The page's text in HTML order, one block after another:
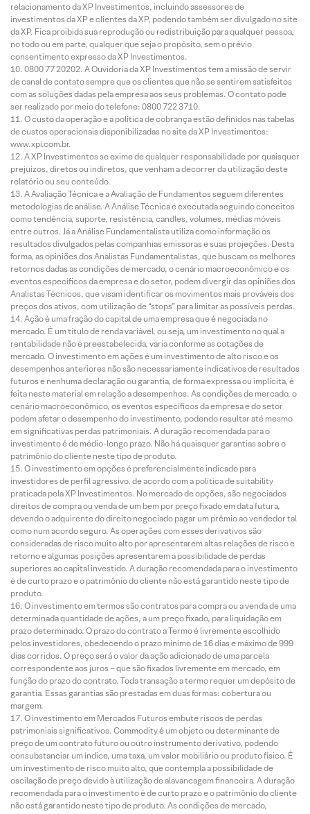
relacionamento da XP Investimentos, incluindo assessores de
investimentos da XP e clientes da XP, podendo também ser divulgado no site
da XP. Fica proibida sua reprodução ou redistribuição para qualquer pessoa,
no todo ou em parte, qualquer que seja o propósito, sem o prévio
consentimento expresso da XP Investimentos.
0800 77 20202. A Ouvidoria da XP Investimentos tem a missão de servir
de canal de contato sempre que os clientes que não se sentirem satisfeitos
com as soluções dadas pela empresa aos seus problemas. O contato pode
ser realizado por meio do telefone: 0800 722 3710.
O custo da operação e a política de cobrança estão definidos nas tabelas
de custos operacionais disponibilizadas no site da XP Investimentos:
www.xpi.com.br.
A XP Investimentos se exime de qualquer responsabilidade por quaisquer
prejuízos, diretos ou indiretos, que venham a decorrer da utilização deste
relatório ou seu conteúdo.
A Avaliação Técnica e a Avaliação de Fundamentos seguem diferentes
metodologias de análise. A Análise Técnica é executada seguindo conceitos
como tendência, suporte, resistência, candles, volumes, médias móveis
entre outros. Já a Análise Fundamentalista utiliza como informação os
resultados divulgados pelas companhias emissoras e suas projeções. Desta
forma, as opiniões dos Analistas Fundamentalistas, que buscam os melhores
retornos dadas as condições de mercado, o cenário macroeconômico e os
eventos específicos da empresa e do setor, podem divergir das opiniões dos
Analistas Técnicos, que visam identificar os movimentos mais prováveis dos
preços dos ativos, com utilização de “stops” para limitar as possíveis perdas.
Ação é uma fração do capital de uma empresa que é negociada no
mercado. É um título de renda variável, ou seja, um investimento no qual a
rentabilidade não é preestabelecida, varia conforme as cotações de
mercado. O investimento em ações é um investimento de alto risco e os
desempenhos anteriores não são necessariamente indicativos de resultados
futuros e nenhuma declaração ou garantia, de forma expressa ou implícita, é
feita neste material em relação a desempenhos. As condições de mercado, o
cenário macroeconômico, os eventos específicos da empresa e do setor
podem afetar o desempenho do investimento, podendo resultar até mesmo
em significativas perdas patrimoniais. A duração recomendada para o
investimento é de médio-longo prazo. Não há quaisquer garantias sobre o
patrimônio do cliente neste tipo de produto.
O investimento em opções é preferencialmente indicado para
investidores de perfil agressivo, de acordo com a política de suitability
praticada pela XP Investimentos. No mercado de opções, são negociados
direitos de compra ou venda de um bem por preço fixado em data futura,
devendo o adquirente do direito negociado pagar um prêmio ao vendedor tal
como num acordo seguro. As operações com esses derivativos são
consideradas de risco muito alto por apresentarem altas relações de risco e
retorno e algumas posições apresentarem a possibilidade de perdas
superiores ao capital investido. A duração recomendada para o investimento
é de curto prazo e o patrimônio do cliente não está garantido neste tipo de
produto.
O investimento em termos são contratos para compra ou a venda de uma
determinada quantidade de ações, a um preço fixado, para liquidação em
prazo determinado. O prazo do contrato a Termo é livremente escolhido
pelos investidores, obedecendo o prazo mínimo de 16 dias e máximo de 999
dias corridos. O preço será o valor da ação adicionado de uma parcela
correspondente aos juros – que são fixados livremente em mercado, em
função do prazo do contrato. Toda transação a termo requer um depósito de
garantia. Essas garantias são prestadas em duas formas: cobertura ou
margem.
O investimento em Mercados Futuros embute riscos de perdas
patrimoniais significativos. Commodity é um objeto ou determinante de
preço de um contrato futuro ou outro instrumento derivativo, podendo
consubstanciar um índice, uma taxa, um valor mobiliário ou produto físico. É
um investimento de risco muito alto, que contempla a possibilidade de
oscilação de preço devido à utilização de alavancagem financeira. A duração
recomendada para o investimento é de curto prazo e o patrimônio do cliente
não está garantido neste tipo de produto. As condições de mercado,